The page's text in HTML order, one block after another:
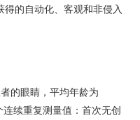
的自动化、客观和非侵入
的眼睛，平均年龄为
续重复测量值：首次无创